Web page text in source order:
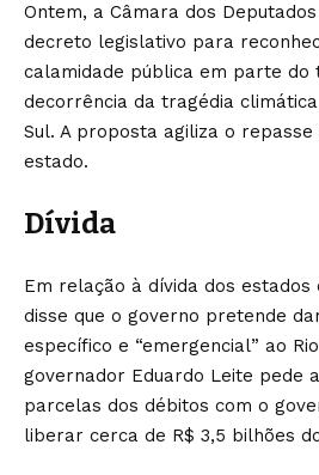
Ontem, a Câmara dos
decreto legislativo para
calamidade pública em parte do
decorrência da tragédia
Sul. A proposta agiliza o
estado.
Dívida
Em relação à dívida dos estados
disse que o governo pretende
específico e “emergencial” ao
governador Eduardo Leite pede
parcelas dos débitos com o
liberar cerca de R$ 3,5 bilhões